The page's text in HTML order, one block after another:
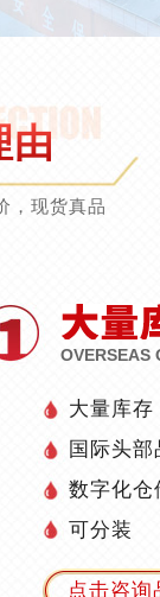
由
，现货真品
OVERSEAS
大量库
国际头
数字化仓
可分装
点击咨询